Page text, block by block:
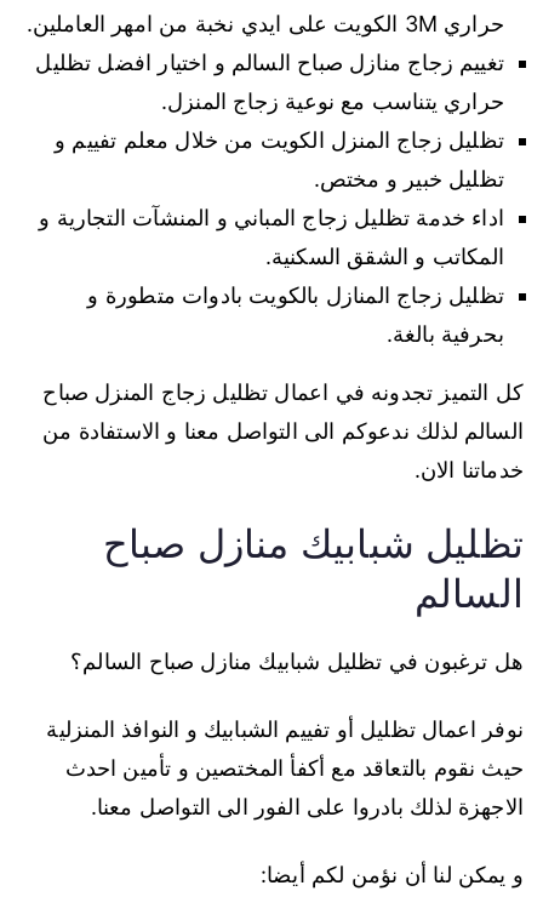
حراري 3M الكويت على ايدي نخبة من امهر العاملين.
تغييم زجاج منازل صباح السالم و اختيار افضل تظليل
حراري يتناسب مع نوعية زجاج المنزل.
تظليل زجاج المنزل الكويت من خلال معلم تفييم و
تظليل خبير و مختص.
اداء خدمة تظليل زجاج المباني و المنشآت التجارية و
المكاتب و الشقق السكنية.
تظليل زجاج المنازل بالكويت بادوات متطورة و
بحرفية بالغة.
كل التميز تجدونه في اعمال تظليل زجاج المنزل صباح
السالم لذلك ندعوكم الى التواصل معنا و الاستفادة من
خدماتنا الان.
تظليل شبابيك منازل صباح
السالم
هل ترغبون في تظليل شبابيك منازل صباح السالم؟
نوفر اعمال تظليل أو تفييم الشبابيك و النوافذ المنزلية
حيث نقوم بالتعاقد مع أكفأ المختصين و تأمين احدث
الاجهزة لذلك بادروا على الفور الى التواصل معنا.
و يمكن لنا أن نؤمن لكم أيضا: